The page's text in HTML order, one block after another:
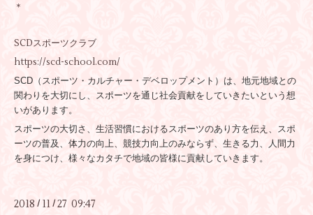
＊
SCDスポーツクラブ
https://scd-school.com/
SCD（スポーツ・カルチャー・デベロップメント）は、地元地域との
関わりを大切にし、スポーツを通じ社会貢献をしていきたいという想
いがあります。
スポーツの大切さ、生活習慣におけるスポーツのあり方を伝え、スポ
ーツの普及、体力の向上、競技力向上のみならず、生きる力、人間力
を身につけ、様々なカタチで地域の皆様に貢献していきます。
2018 / 11 / 27 09:47